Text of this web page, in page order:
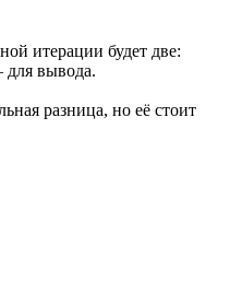
итерации будет две:
для вывода.
разница, но её стоит